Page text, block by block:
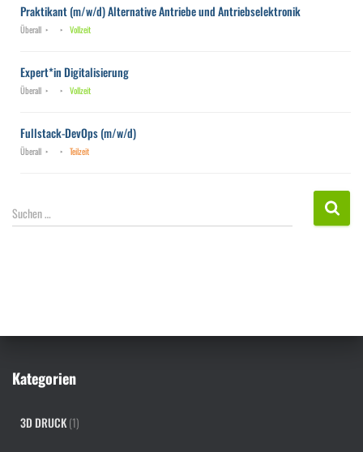
Praktikant (m/w/d) Alternative Antriebe und Antriebselektronik
Überall Vollzeit
Expert*in Digitalisierung
Überall Vollzeit
Fullstack-DevOps (m/w/d)
Überall Teilzeit
S
u
:
Suchen …
Kategorien
3D DRUCK(1)